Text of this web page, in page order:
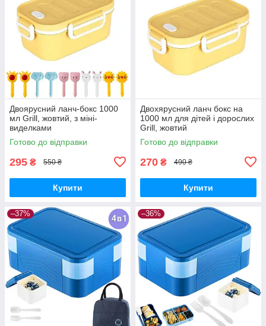
Двоярусний ланч-бокс 1000
мл Grill, жовтий, з міні-
виделками
Готово до відправки
295 ₴ 550 ₴
Купити
Двохярусний ланч бокс на
1000 мл для дітей і дорослих
Grill, жовтий
Готово до відправки
270 ₴ 490 ₴
Купити
–37% –36%